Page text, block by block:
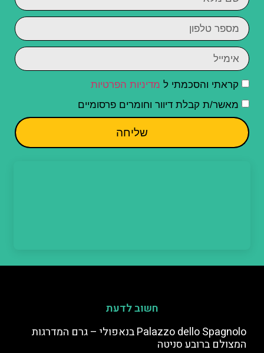
קראתי והסכמתי ל מדיניות הפרטיות
מאשר/ת קבלת דיוור וחומרים פרסומיים
שליחה
חשוב לדעת
Palazzo dello Spagnolo בנאפולי – גרם המדרגות
המצולם ברובע סניטה